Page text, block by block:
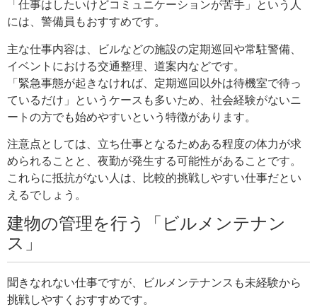
「仕事はしたいけどコミュニケーションが苦手」という人
には、警備員もおすすめです。
主な仕事内容は、ビルなどの施設の定期巡回や常駐警備、
イベントにおける交通整理、道案内などです。
「緊急事態が起きなければ、定期巡回以外は待機室で待っ
ているだけ」というケースも多いため、社会経験がないニ
ートの方でも始めやすいという特徴があります。
注意点としては、立ち仕事となるためある程度の体力が求
められることと、夜勤が発生する可能性があることです。
これらに抵抗がない人は、比較的挑戦しやすい仕事だとい
えるでしょう。
建物の管理を行う「ビルメンテナン
ス」
聞きなれない仕事ですが、ビルメンテナンスも未経験から
挑戦しやすくおすすめです。